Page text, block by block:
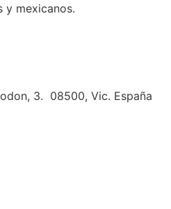
y mexicanos.
3. 08500, Vic. España